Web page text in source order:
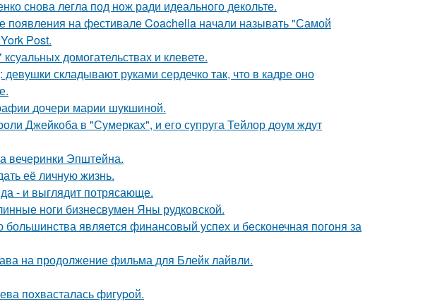
снова легла под нож ради идеального декольте.
появления на фестивале Coachella начали называть "Самой
Post.
домогательствах и клевете.
складывают руками сердечко так, что в кадре оно
дочери марии шукшиной.
Джейкоба в "Сумерках", и его супруга Тейлор доум ждут
вечеринки Эпштейна.
её личную жизнь.
- и выглядит потрясающе.
ноги бизнесвумен Яны рудковской.
большинства является финансовый успех и бесконечная погоня за
на продолжение фильма для Блейк лайвли.
пoхвасталась фигуpoй.